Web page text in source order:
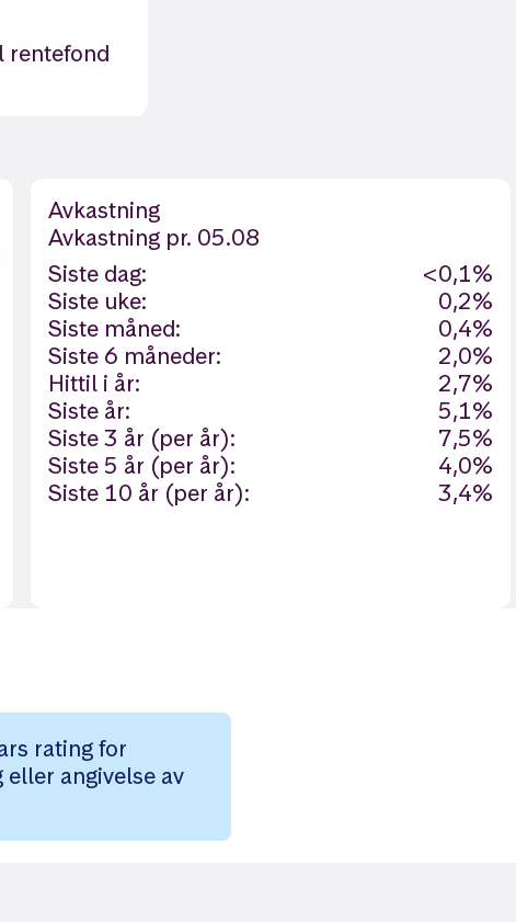
rentefond
Avkastning
Avkastning pr. 05.08
Siste dag:
<0,1%
Siste uke:
0,2%
Siste måned:
0,4%
Siste 6 måneder:
2,0%
Hittil i år:
2,7%
Siste år:
5,1%
Siste 3 år (per år):
7,5%
Siste 5 år (per år):
4,0%
Siste 10 år (per år):
3,4%
rating for
angivelse av